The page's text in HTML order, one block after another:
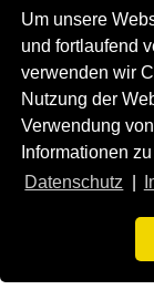
Um unsere
und fortlaufend
verwenden wir
Nutzung der
Verwendung
Informationen
Datenschutz